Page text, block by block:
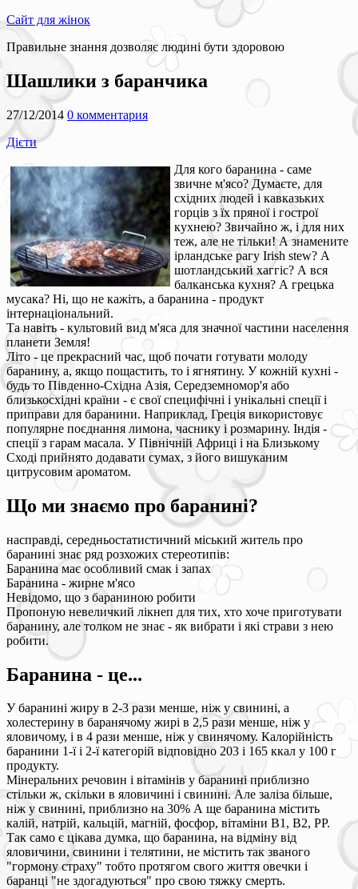
Сайт для жінок
Правильне знання дозволяє людині бути здоровою
Шашлики з баранчика
27/12/2014 0 комментария
Дієти
Для кого баранина - саме
звичне м'ясо? Думаєте, для
східних людей і кавказьких
горців з їх пряної і гострої
кухнею? Звичайно ж, і для них
теж, але не тільки! А знамените
ірландське рагу Irish stew? А
шотландський хаггіс? А вся
балканська кухня? А грецька
мусака? Ні, що не кажіть, а баранина - продукт
інтернаціональний.
Та навіть - культовий вид м'яса для значної частини населення
планети Земля!
Літо - це прекрасний час, щоб почати готувати молоду
баранину, а, якщо пощастить, то і ягнятину. У кожній кухні -
будь то Південно-Східна Азія, Середземномор'я або
близькосхідні країни - є свої специфічні і унікальні спеції і
приправи для баранини. Наприклад, Греція використовує
популярне поєднання лимона, часнику і розмарину. Індія -
спеції з гарам масала. У Північній Африці і на Близькому
Сході прийнято додавати сумах, з його вишуканим
цитрусовим ароматом.
Що ми знаємо про баранині?
насправді, середньостатистичний міський житель про
баранині знає ряд розхожих стереотипів:
Баранина має особливий смак і запах
Баранина - жирне м'ясо
Невідомо, що з бараниною робити
Пропоную невеличкий лікнеп для тих, хто хоче приготувати
баранину, але толком не знає - як вибрати і які страви з нею
робити.
Баранина - це...
У баранині жиру в 2-3 рази менше, ніж у свинині, а
холестерину в баранячому жирі в 2,5 рази менше, ніж у
яловичому, і в 4 рази менше, ніж у свинячому. Калорійність
баранини 1-ї і 2-ї категорій відповідно 203 і 165 ккал у 100 г
продукту.
Мінеральних речовин і вітамінів у баранині приблизно
стільки ж, скільки в яловичині і свинині. Але заліза більше,
ніж у свинині, приблизно на 30% А ще баранина містить
калій, натрій, кальцій, магній, фосфор, вітаміни В1, В2, РР.
Так само є цікава думка, що баранина, на відміну від
яловичини, свинини і телятини, не містить так званого
"гормону страху" тобто протягом свого життя овечки і
баранці "не здогадуються" про свою тяжку смерть.